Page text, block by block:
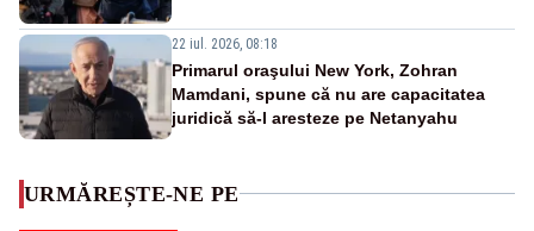
22 iul. 2026, 08:18
Primarul oraşului New York, Zohran
Mamdani, spune că nu are capacitatea
juridică să-l aresteze pe Netanyahu
URMĂREȘTE-NE PE